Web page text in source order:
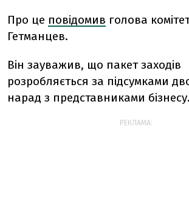
Про це повідомив голова
Гетманцев.
Він зауважив, що пакет заходів
розробляється за підсумками
нарад з представниками бізнесу.
РЕКЛАМА: